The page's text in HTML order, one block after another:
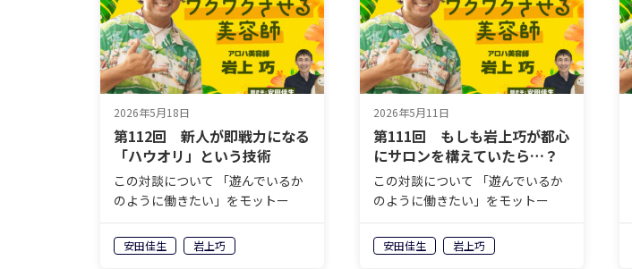
2026年5月18日
第112回 新人が即戦力になる
「ハウオリ」という技術
この対談について 「遊んでいるか
のように働きたい」をモットー
ロハ美容師”こと岩上巧さん。自身
が経営するヘアサロン
安田佳生 岩上巧
2026年5月11日
第111回 もしも岩上巧が都心
にサロンを構えていたら…？
この対談について 「遊んでいるか
のように働きたい」をモットー
ロハ美容師”こと岩上巧さん。自身
が経営するヘアサロン
安田佳生 岩上巧